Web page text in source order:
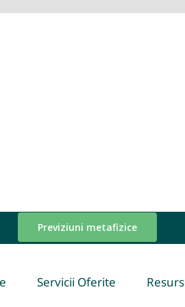
Previziuni metafizice
Servicii Oferite